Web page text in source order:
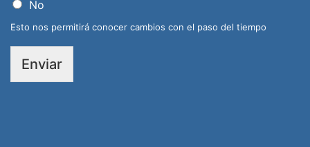
No
Esto nos permitirá conocer cambios con el paso del tiempo
Enviar